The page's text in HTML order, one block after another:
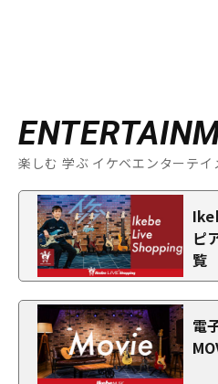
楽しむ 学ぶ イケベエンターテイ
ピ
覧
電